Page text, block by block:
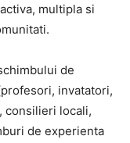
multipla si
de
invatatori,
consilieri locali,
de experienta